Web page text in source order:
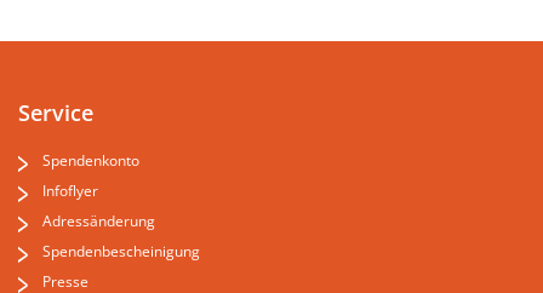
Service
Spendenkonto
Infoflyer
Adressänderung
Spendenbescheinigung
Presse